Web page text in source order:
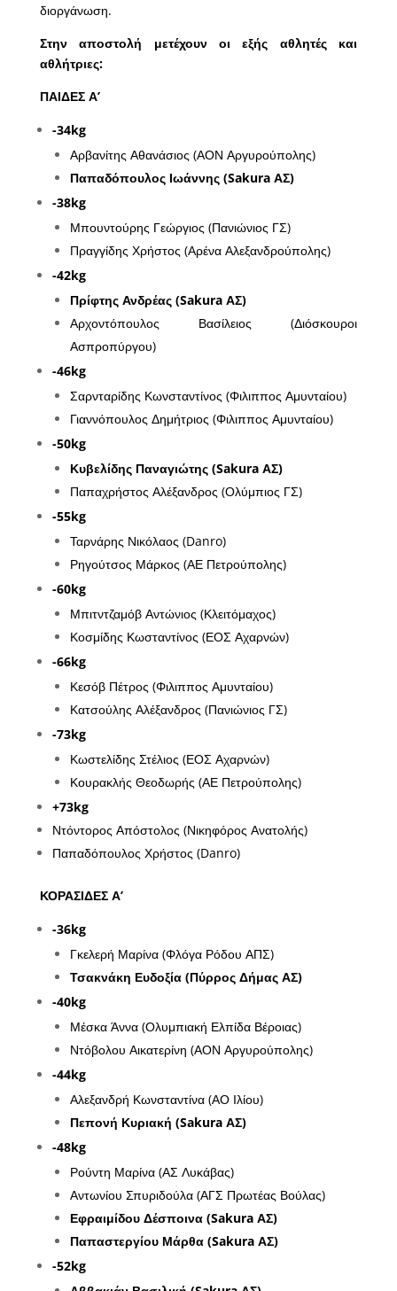
διοργάνωση.
Στην αποστολή μετέχουν οι εξής αθλητές και
αθλήτριες:
ΠΑΙΔΕΣ Α’
-34kg
Αρβανίτης Αθανάσιος (ΑΟΝ Αργυρούπολης)
Παπαδόπουλος Ιωάννης (Sakura ΑΣ)
-38kg
Μπουντούρης Γεώργιος (Πανιώνιος ΓΣ)
Πραγγίδης Χρήστος (Αρένα Αλεξανδρούπολης)
-42kg
Πρίφτης Ανδρέας (Sakura ΑΣ)
Αρχοντόπουλος Βασίλειος (Διόσκουροι
Ασπροπύργου)
-46kg
Σαρνταρίδης Κωνσταντίνος (Φιλιππος Αμυνταίου)
Γιαννόπουλος Δημήτριος (Φιλιππος Αμυνταίου)
-50kg
Κυβελίδης Παναγιώτης (Sakura ΑΣ)
Παπαχρήστος Αλέξανδρος (Ολύμπιος ΓΣ)
-55kg
Ταρνάρης Νικόλαος (Danro)
Ρηγούτσος Μάρκος (ΑΕ Πετρούπολης)
-60kg
Μπιτντζαμόβ Αντώνιος (Κλειτόμαχος)
Κοσμίδης Κωσταντίνος (ΕΟΣ Αχαρνών)
-66kg
Κεσόβ Πέτρος (Φιλιππος Αμυνταίου)
Κατσούλης Αλέξανδρος (Πανιώνιος ΓΣ)
-73kg
Κωστελίδης Στέλιος (ΕΟΣ Αχαρνών)
Κουρακλής Θεοδωρής (ΑΕ Πετρούπολης)
+73kg
Ντόντορος Απόστολος (Νικηφόρος Ανατολής)
Παπαδόπουλος Χρήστος (Danro)
ΚΟΡΑΣΙΔΕΣ Α’
-36kg
Γκελερή Μαρίνα (Φλόγα Ρόδου ΑΠΣ)
Τσακνάκη Ευδοξία (Πύρρος Δήμας ΑΣ)
-40kg
Μέσκα Άννα (Ολυμπιακή Ελπίδα Βέροιας)
Ντόβολου Αικατερίνη (ΑΟΝ Αργυρούπολης)
-44kg
Αλεξανδρή Κωνσταντίνα (ΑΟ Ιλίου)
Πεπονή Κυριακή (Sakura ΑΣ)
-48kg
Ρούντη Μαρίνα (ΑΣ Λυκάβας)
Αντωνίου Σπυριδούλα (ΑΓΣ Πρωτέας Βούλας)
Εφραιμίδου Δέσποινα (Sakura ΑΣ)
Παπαστεργίου Μάρθα (Sakura ΑΣ)
-52kg